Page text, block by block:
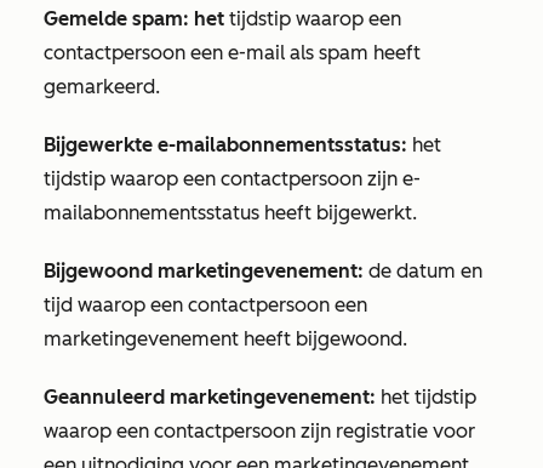
Gemelde spam: het tijdstip waarop een
contactpersoon een e-mail als spam heeft
gemarkeerd.
Bijgewerkte e-mailabonnementsstatus: het
tijdstip waarop een contactpersoon zijn e-
mailabonnementsstatus heeft bijgewerkt.
Bijgewoond marketingevenement: de datum en
tijd waarop een contactpersoon een
marketingevenement heeft bijgewoond.
Geannuleerd marketingevenement: het tijdstip
waarop een contactpersoon zijn registratie voor